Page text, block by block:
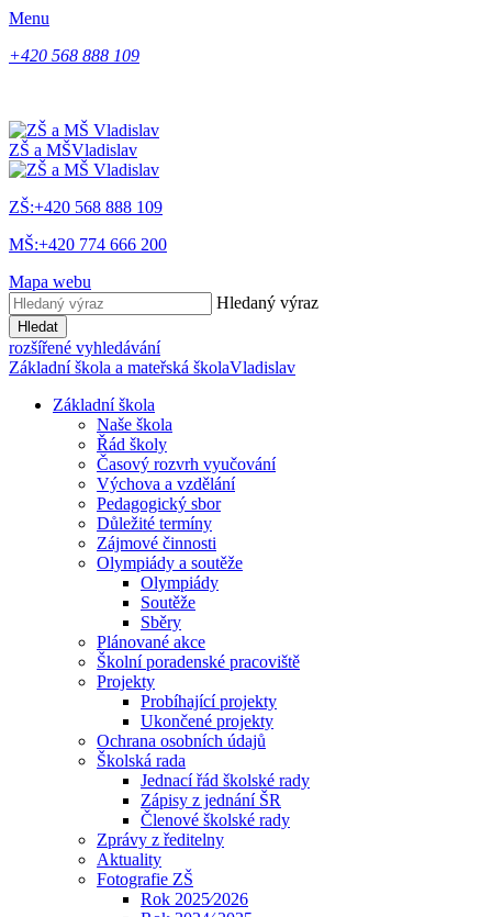
Menu
+420 568 888 109
ZŠ a MŠVladislav
ZŠ:+420 568 888 109
MŠ:+420 774 666 200
Mapa webu
Hledaný výraz
Hledat
rozšířené vyhledávání
Základní škola a mateřská školaVladislav
Základní škola
Naše škola
Řád školy
Časový rozvrh vyučování
Výchova a vzdělání
Pedagogický sbor
Důležité termíny
Zájmové činnosti
Olympiády a soutěže
Olympiády
Soutěže
Sběry
Plánované akce
Školní poradenské pracoviště
Projekty
Probíhající projekty
Ukončené projekty
Ochrana osobních údajů
Školská rada
Jednací řád školské rady
Zápisy z jednání ŠR
Členové školské rady
Zprávy z ředitelny
Aktuality
Fotografie ZŠ
Rok 2025⁄2026